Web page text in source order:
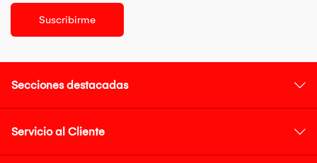
Suscribirme
Secciones destacadas
Servicio al Cliente